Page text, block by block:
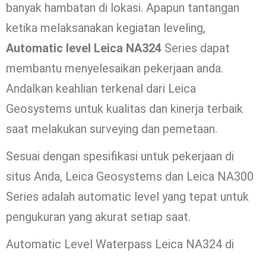
banyak hambatan di lokasi. Apapun tantangan
ketika melaksanakan kegiatan leveling,
Automatic level Leica NA324 Series dapat
membantu menyelesaikan pekerjaan anda.
Andalkan keahlian terkenal dari Leica
Geosystems untuk kualitas dan kinerja terbaik
saat melakukan surveying dan pemetaan.
Sesuai dengan spesifikasi untuk pekerjaan di
situs Anda, Leica Geosystems dan Leica NA300
Series adalah automatic level yang tepat untuk
pengukuran yang akurat setiap saat.
Automatic Level Waterpass Leica NA324 di